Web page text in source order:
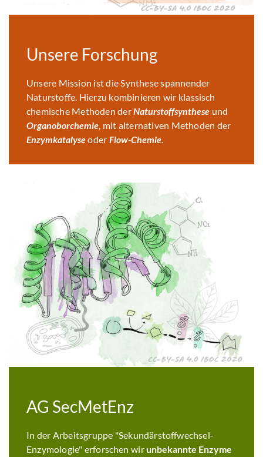
Unsere Forschung
Unsere Mission ist die Synthese spannender
Naturstoffe. Hierzu kombinieren wir klassisch
chemische Methoden derNaturstoffsynthese und
Organoborchemie, mit alternativen Methoden der
Enzymkatalyseoder Flow-Chemie.
AG SecMetEnz
In der Arbeitsgruppe "Sekundärstoffwechsel-
Enzymologie" erforschen wirunbekannte Enzyme